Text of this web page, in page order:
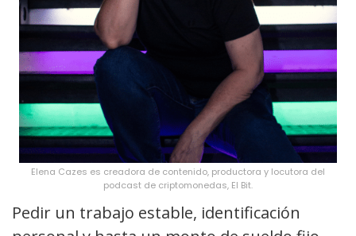
Elena Cazes es creadora de contenido, productora y locutora del
podcast de criptomonedas, El Bit.
Pedir un trabajo estable, identificación